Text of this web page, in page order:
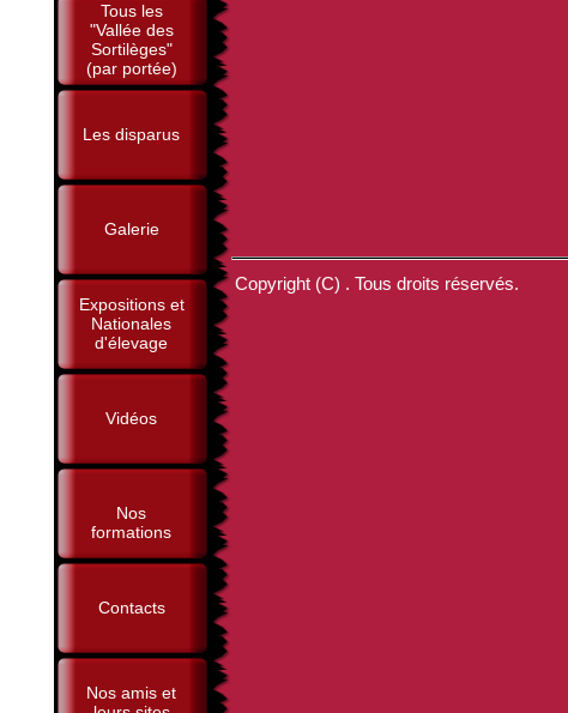
Tous les
"Vallée des
Sortilèges"
(par portée)
Les disparus
Galerie
Expositions et
Nationales
d'élevage
Vidéos
Nos
formations
Contacts
Nos amis et
Copyright (C) . Tous droits réservés.